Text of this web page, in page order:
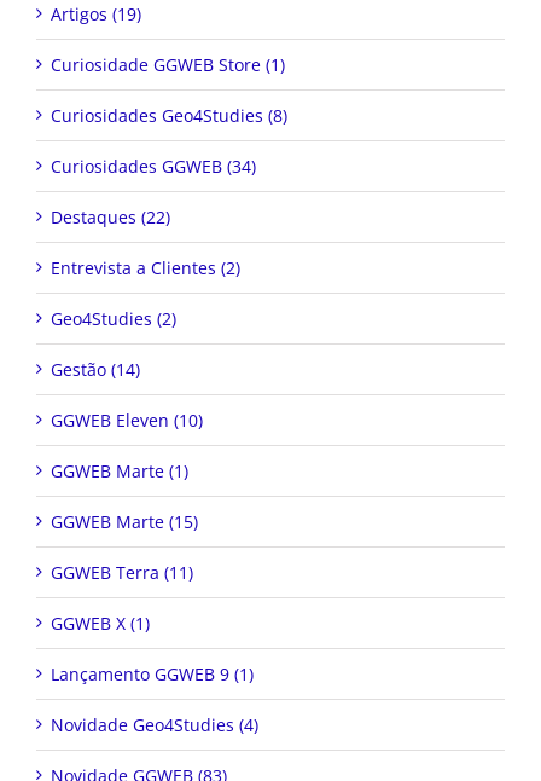
Artigos (19)
Curiosidade GGWEB Store (1)
Curiosidades Geo4Studies (8)
Curiosidades GGWEB (34)
Destaques (22)
Entrevista a Clientes (2)
Geo4Studies (2)
Gestão (14)
GGWEB Eleven (10)
GGWEB Marte (1)
GGWEB Marte (15)
GGWEB Terra (11)
GGWEB X (1)
Lançamento GGWEB 9 (1)
Novidade Geo4Studies (4)
Novidade GGWEB (83)